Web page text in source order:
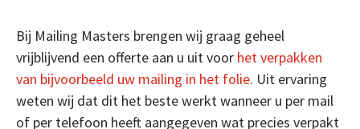
Bij Mailing Masters brengen wij graag geheel
vrijblijvend een offerte aan u uit voor het verpakken
van bijvoorbeeld uw mailing in het folie. Uit ervaring
weten wij dat dit het beste werkt wanneer u per mail
of per telefoon heeft aangegeven wat precies verpakt